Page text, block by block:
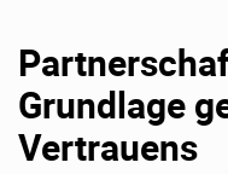
Grundlage
Vertrauens